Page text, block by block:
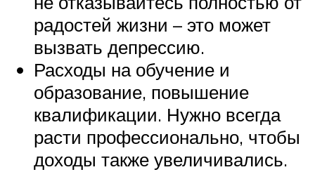
радостей жизни – это может
вызвать депрессию.
Расходы на обучение и
образование, повышение
квалификации. Нужно всегда
расти профессионально, чтобы
доходы также увеличивались.